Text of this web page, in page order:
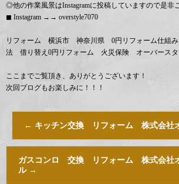
◎他の作業風景はInstagramに投稿していますので是非
◼︎ Instagram →→ overstyle7070
リフォーム 横浜市 神奈川県 0円リフォーム仕組
法 借り替え0円リフォーム 火災保険 オーバースタ
ここまでご覧頂き、ありがとうございます！
次回ブログもお楽しみに！！！
← キッチン交換 リフォーム 株式会社
ガスコンロ 交換 リフォーム 株式会社
ル →